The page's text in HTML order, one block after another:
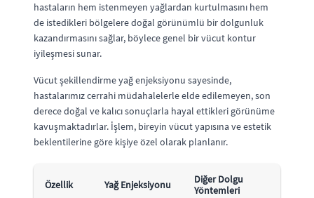
hastaların hem istenmeyen yağlardan kurtulmasını hem
de istedikleri bölgelere doğal görünümlü bir dolgunluk
kazandırmasını sağlar, böylece genel bir vücut kontur
iyileşmesi sunar.
Vücut şekillendirme yağ enjeksiyonu sayesinde,
hastalarımız cerrahi müdahalelerle elde edilemeyen, son
derece doğal ve kalıcı sonuçlarla hayal ettikleri görünüme
kavuşmaktadırlar. İşlem, bireyin vücut yapısına ve estetik
beklentilerine göre kişiye özel olarak planlanır.
Özellik Yağ Enjeksiyonu
Diğer Dolgu
Yöntemleri